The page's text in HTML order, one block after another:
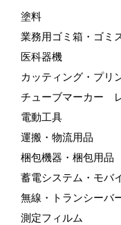
塗料
業務用ゴミ箱・ゴミ
医科器機
カッティング・プリ
チューブマーカー
電動工具
運搬・物流用品
梱包機器・梱包用品
蓄電システム・モバ
無線・トランシーバ
測定フィルム